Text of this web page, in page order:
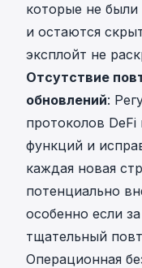
которые не
и остаются
эксплойт не
Отсутствие
обновлений:
протоколов
функций и
каждая новая
потенциально
особенно если
тщательный
Операционная